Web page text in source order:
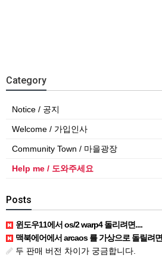
Category
Notice / 공지
Welcome / 가입인사
Community Town / 마을광장
Help me / 도와주세요
Posts
윈도우11에서 os/2 warp4 돌리려면....
맥북에어에서 arcaos 를 가상으로 돌릴려면 어
두 판매 버전 차이가 궁금합니다.